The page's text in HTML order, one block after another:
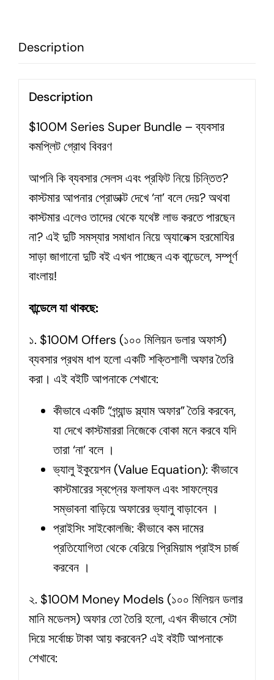
Hormozi
Translated
by
Abdul
Halim
Description
Description
$100M Series Super Bundle – ব্যবসার
কমপ্লিট গ্রোথ বিবরণ
আপনি কি ব্যবসার সেলস এবং প্রফিট নিয়ে চিন্তিত?
কাস্টমার আপনার প্রোডাক্ট দেখে ‘না’ বলে দেয়? অথবা
কাস্টমার এলেও তাদের থেকে যথেষ্ট লাভ করতে পারছেন
না? এই দুটি সমস্যার সমাধান নিয়ে অ্যালেক্স হরমোযির
সাড়া জাগানো দুটি বই এখন পাচ্ছেন এক বান্ডেলে, সম্পূর্ণ
বাংলায়!
বান্ডেলে যা থাকছে:
১. $100M Offers (১০০ মিলিয়ন ডলার অফার্স)
ব্যবসার প্রথম ধাপ হলো একটি শক্তিশালী অফার তৈরি
করা। এই বইটি আপনাকে শেখাবে:
কীভাবে একটি “গ্র্যান্ড স্ল্যাম অফার” তৈরি করবেন,
যা দেখে কাস্টমাররা নিজেকে বোকা মনে করবে যদি
তারা ‘না’ বলে ।
ভ্যালু ইকুয়েশন (Value Equation): কীভাবে
কাস্টমারের স্বপ্নের ফলাফল এবং সাফল্যের
সম্ভাবনা বাড়িয়ে অফারের ভ্যালু বাড়াবেন ।
প্রাইসিং সাইকোলজি: কীভাবে কম দামের
প্রতিযোগিতা থেকে বেরিয়ে প্রিমিয়াম প্রাইস চার্জ
করবেন ।
২. $100M Money Models (১০০ মিলিয়ন ডলার
মানি মডেলস) অফার তো তৈরি হলো, এখন কীভাবে সেটা
দিয়ে সর্বোচ্চ টাকা আয় করবেন? এই বইটি আপনাকে
শেখাবে: